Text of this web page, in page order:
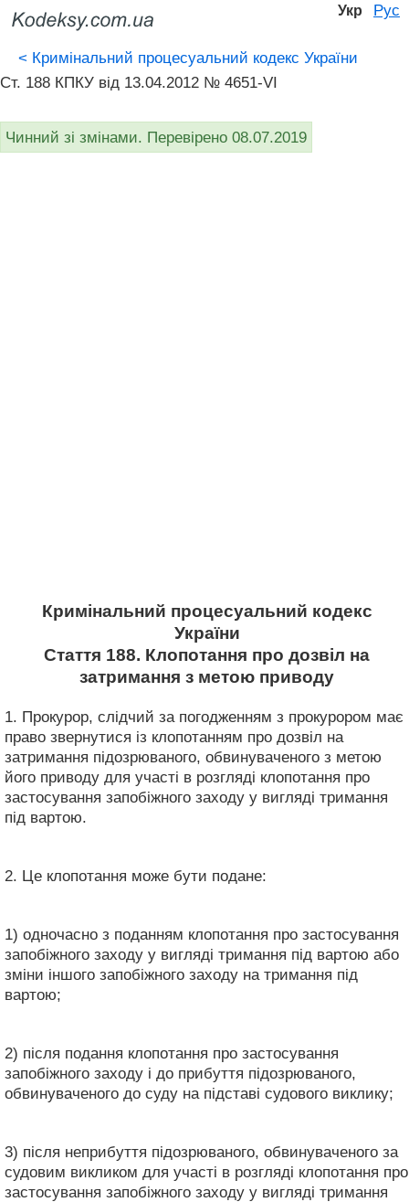
Укр Рус
< Кримінальний процесуальний кодекс України
Ст. 188 КПКУ від 13.04.2012 № 4651-VI
Чинний зі змінами. Перевірено 08.07.2019
Кримінальний процесуальний кодекс
України
Стаття 188. Клопотання про дозвіл на
затримання з метою приводу
1. Прокурор, слідчий за погодженням з прокурором має
право звернутися із клопотанням про дозвіл на
затримання підозрюваного, обвинуваченого з метою
його приводу для участі в розгляді клопотання про
застосування запобіжного заходу у вигляді тримання
під вартою.
2. Це клопотання може бути подане:
1) одночасно з поданням клопотання про застосування
запобіжного заходу у вигляді тримання під вартою або
зміни іншого запобіжного заходу на тримання під
вартою;
2) після подання клопотання про застосування
запобіжного заходу і до прибуття підозрюваного,
обвинуваченого до суду на підставі судового виклику;
3) після неприбуття підозрюваного, обвинуваченого за
судовим викликом для участі в розгляді клопотання про
застосування запобіжного заходу у вигляді тримання